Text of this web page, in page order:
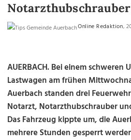
Online Redaktion,
AUERBACH. Bei einem schweren
Lastwagen am frühen
Auerbach standen drei
Notarzt, Notarzthubschrauber
Das Fahrzeug kippte um, die
mehrere Stunden gesperrt